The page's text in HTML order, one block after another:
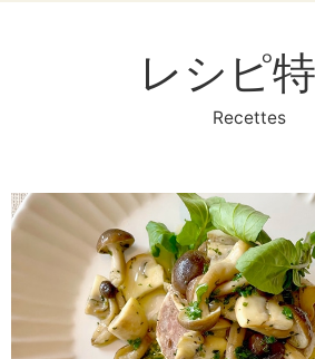
レシピ
Recettes